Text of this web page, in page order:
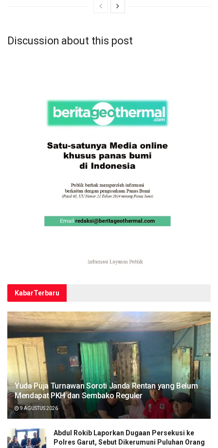
Discussion about this post
KabarTerbaru
Yuda Puja Turnawan Soroti Janda Rentan yang Belum
Mendapat PKH dan Sembako Reguler
9 AGUSTUS 2026
Abdul Rokib Laporkan Dugaan Persekusi ke
Polres Garut, Sebut Dikerumuni Puluhan Orang